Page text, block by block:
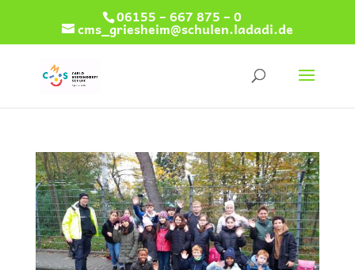
06155 – 667 875 – 0
cms_griesheim@schulen.ladadi.de